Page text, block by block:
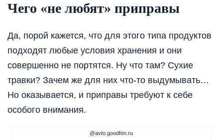
Чего «не любят» приправы
Да, порой кажется, что для этого типа продуктов
подходят любые условия хранения и они
совершенно не портятся. Ну что там? Сухие
травки? Зачем же для них что-то выдумывать…
Но оказывается, и приправы требуют к себе
особого внимания.
@avto.goodfon.ru